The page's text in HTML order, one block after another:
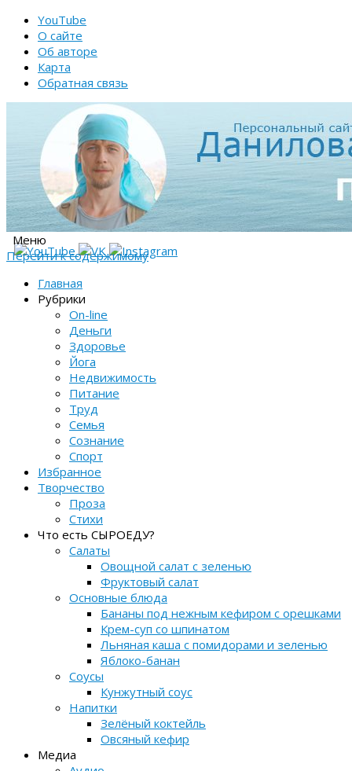
YouTube
О сайте
Об авторе
Карта
Обратная связь
Меню
Перейти к содержимому
Главная
Рубрики
On-line
Деньги
Здоровье
Йога
Недвижимость
Питание
Труд
Семья
Сознание
Спорт
Избранное
Творчество
Проза
Стихи
Что есть СЫРОЕДУ?
Салаты
Овощной салат с зеленью
Фруктовый салат
Основные блюда
Бананы под нежным кефиром с орешками
Крем-суп со шпинатом
Льняная каша с помидорами и зеленью
Яблоко-банан
Соусы
Кунжутный соус
Напитки
Зелёный коктейль
Овсяный кефир
Медиа